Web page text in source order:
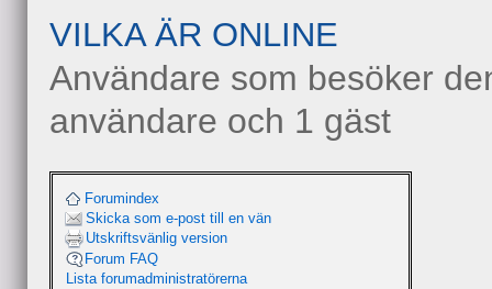
VILKA ÄR ONLINE
Användare som besöker
användare och 1 gäst
Forumindex
Skicka som e-post till en vän
Utskriftsvänlig version
Forum FAQ
Lista forumadministratörerna